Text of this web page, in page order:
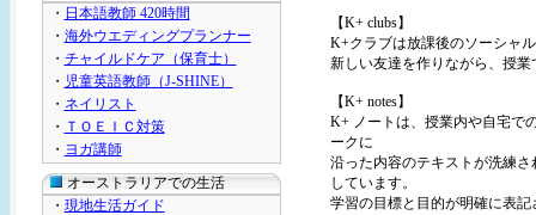
・ 日本語教師 420時間
・ 海外ウエディングプランナー
・ チャイルドケア（保育士）
・ 児童英語教師（J-SHINE）
・ ネイリスト
・ ＴＯＥＩＣ対策
・ ヨガ講師
オーストラリアでの生活
・ 現地生活ガイド
【K+ clubs】
K+クラブは放課後のソーシャ
新しい友達を作りながら、授
【K+ notes】
K+ ノートは、授業内や自宅で
ークに
沿った内容のテキストが洗練
しています。
学習の目標と目的が明確に表